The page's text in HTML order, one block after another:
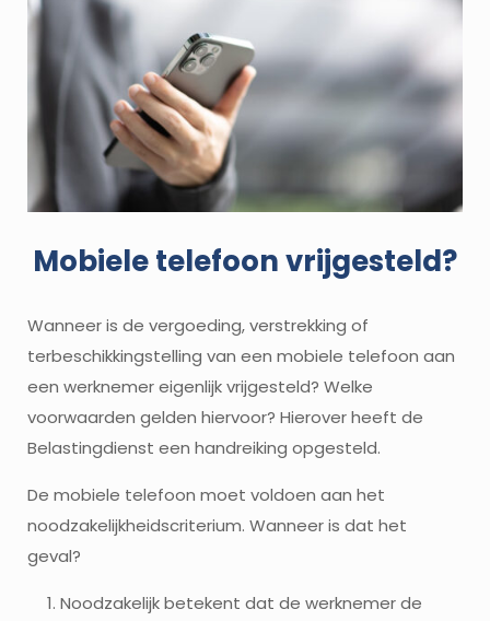
Mobiele telefoon vrijgesteld?
Wanneer is de vergoeding, verstrekking of
terbeschikkingstelling van een mobiele telefoon aan
een werknemer eigenlijk vrijgesteld? Welke
voorwaarden gelden hiervoor? Hierover heeft de
Belastingdienst een handreiking opgesteld.
De mobiele telefoon moet voldoen aan het
noodzakelijkheidscriterium. Wanneer is dat het
geval?
Noodzakelijk betekent dat de werknemer de